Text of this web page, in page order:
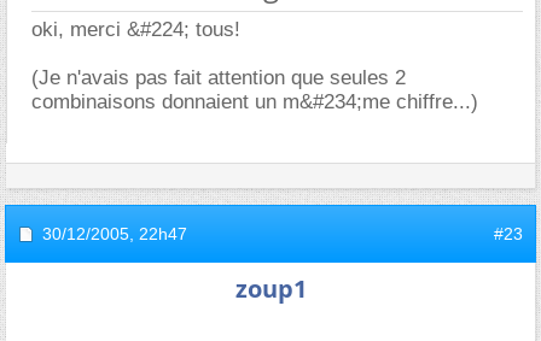
oki, merci &#224; tous!
(Je n'avais pas fait attention que seules 2
combinaisons donnaient un m&#234;me chiffre...)
30/12/2005, 22h47 #23
zoup1